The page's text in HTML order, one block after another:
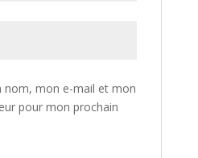
nom, mon e-mail et mon
pour mon prochain